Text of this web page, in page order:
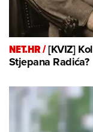
NET.HR /[KVIZ]
Stjepana Radića?